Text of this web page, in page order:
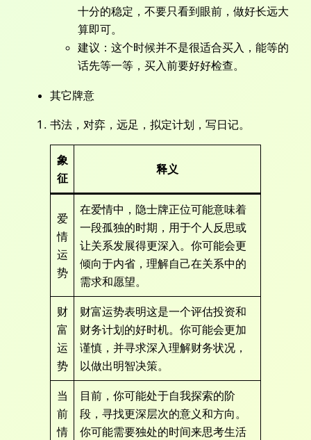
十分的稳定，不要只看到眼前，做好长远大
算即可。
建议：这个时候并不是很适合买入，能等的
话先等一等，买入前要好好检查。
其它牌意
书法，对弈，远足，拟定计划，写日记。
象
征
释义
爱
情
运
势
在爱情中，隐士牌正位可能意味着
一段孤独的时期，用于个人反思或
让关系发展得更深入。你可能会更
倾向于内省，理解自己在关系中的
需求和愿望。
财
富
运
势
财富运势表明这是一个评估投资和
财务计划的好时机。你可能会更加
谨慎，并寻求深入理解财务状况，
以做出明智决策。
当
前
情
目前，你可能处于自我探索的阶
段，寻找更深层次的意义和方向。
你可能需要独处的时间来思考生活